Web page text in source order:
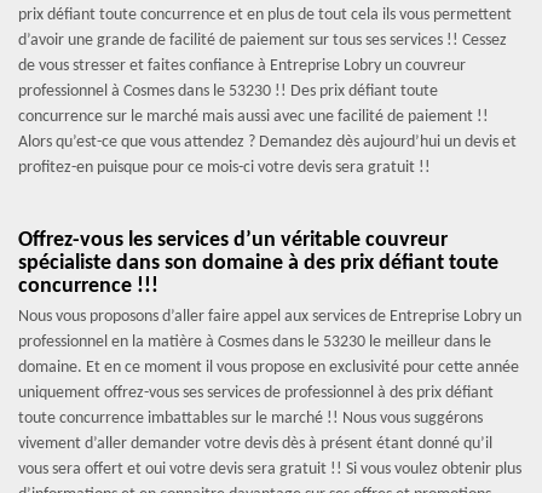
prix défiant toute concurrence et en plus de tout cela ils vous permettent
d’avoir une grande de facilité de paiement sur tous ses services !! Cessez
de vous stresser et faites confiance à Entreprise Lobry un couvreur
professionnel à Cosmes dans le 53230 !! Des prix défiant toute
concurrence sur le marché mais aussi avec une facilité de paiement !!
Alors qu’est-ce que vous attendez ? Demandez dès aujourd’hui un devis et
profitez-en puisque pour ce mois-ci votre devis sera gratuit !!
Offrez-vous les services d’un véritable couvreur
spécialiste dans son domaine à des prix défiant toute
concurrence !!!
Nous vous proposons d’aller faire appel aux services de Entreprise Lobry un
professionnel en la matière à Cosmes dans le 53230 le meilleur dans le
domaine. Et en ce moment il vous propose en exclusivité pour cette année
uniquement offrez-vous ses services de professionnel à des prix défiant
toute concurrence imbattables sur le marché !! Nous vous suggérons
vivement d’aller demander votre devis dès à présent étant donné qu’il
vous sera offert et oui votre devis sera gratuit !! Si vous voulez obtenir plus